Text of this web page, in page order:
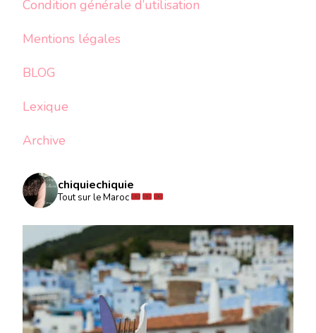
Condition générale d’utilisation
Mentions légales
BLOG
Lexique
Archive
chiquiechiquie
Tout sur le Maroc